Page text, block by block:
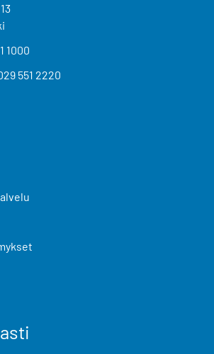
13
1000
551 2220